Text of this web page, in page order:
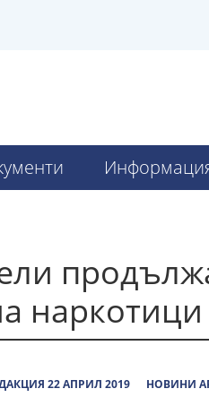
наркотици
22 АПРИЛ 2019 НОВИНИ